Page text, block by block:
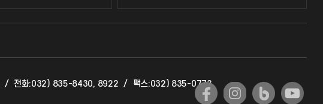
교수회
국제교류과
/ 전화:032) 835-8430, 8922 / 팩스:032) 835-0773